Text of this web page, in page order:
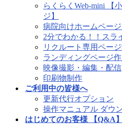
らくらくWeb-mini 【
ジ】
病院向けホームページ
2分でわかる！！スラ
リクルート専用ペー
ランディングページ
映像撮影・編集・配信
印刷物制作
ご利用中の皆様へ
更新代行オプション
操作マニュアル ダウ
はじめてのお客様 【Q&A】